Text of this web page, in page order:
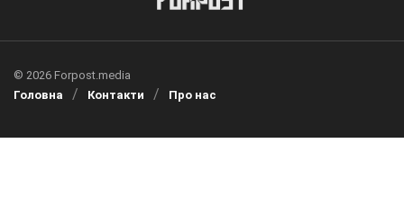
© 2026 Forpost.media
Головна
Контакти Про нас